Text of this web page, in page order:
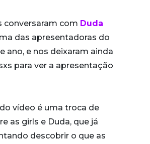
conversaram com Duda
das apresentadoras do
ano, e nos deixaram ainda
para ver a apresentação
vídeo é uma troca de
as girls e Duda, que já
descobrir o que as